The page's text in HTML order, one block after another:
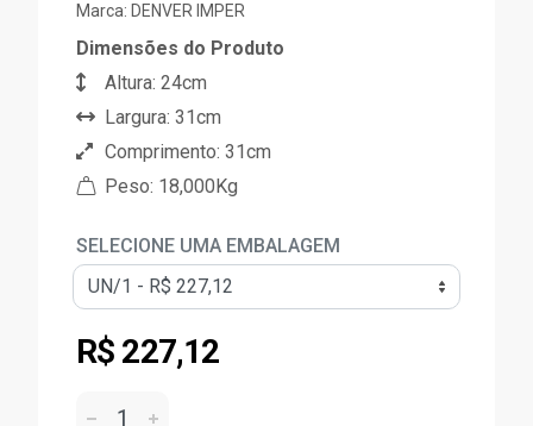
Marca: DENVER IMPER
Dimensões do Produto
Altura: 24cm
Largura: 31cm
Comprimento: 31cm
Peso: 18,000Kg
SELECIONE UMA EMBALAGEM
R$ 227,12